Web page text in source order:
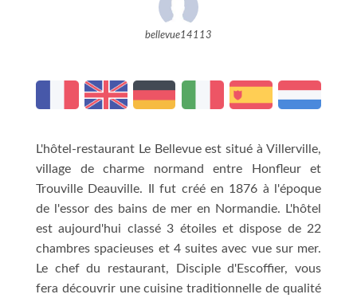
bellevue14113
L'hôtel-restaurant Le Bellevue est situé à Villerville,
village de charme normand entre Honfleur et
Trouville Deauville. Il fut créé en 1876 à l'époque
de l'essor des bains de mer en Normandie. L'hôtel
est aujourd'hui classé 3 étoiles et dispose de 22
chambres spacieuses et 4 suites avec vue sur mer.
Le chef du restaurant, Disciple d'Escoffier, vous
fera découvrir une cuisine traditionnelle de qualité